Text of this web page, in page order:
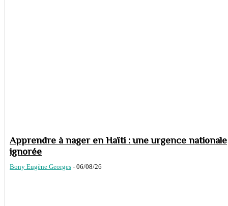
Apprendre à nager en Haïti : une urgence nationale
ignorée
Bony Eugène Georges - 06/08/26